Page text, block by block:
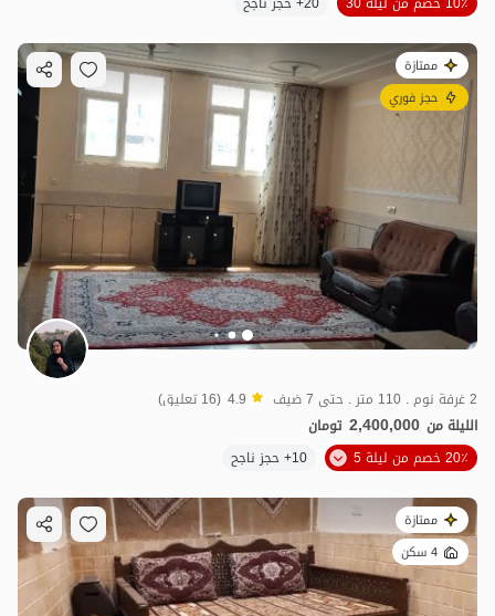
8.5مليون ت 4.6
ممتازة
حجز فوري
2 غرفة نوم . 110 متر . حتى 7 ضيف 4.9 (16 تعليق)
الليلة من 2,400,000 تومان
20٪ خصم من ليلة 5
10+ حجز ناجح
ممتازة
4 سكن